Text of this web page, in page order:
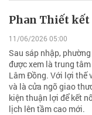
Phan Thiết
11/06/2026 05:00
Sau sáp nhập,
được xem là trung
Lâm Đồng. Với lợi thế
và là cửa ngõ giao
kiện thuận lợi để kết
lịch lên tầm cao mới.